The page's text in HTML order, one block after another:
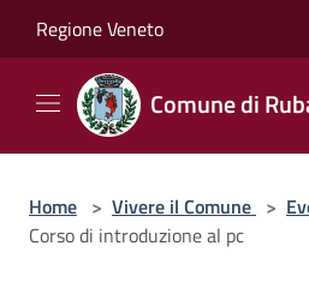
Regione Veneto
Comune di
Home > Vivere il Comune >
Corso di introduzione al pc